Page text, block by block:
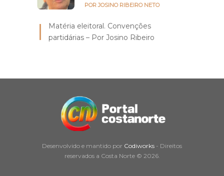
POR JOSINO RIBEIRO NETO
Matéria eleitoral. Convenções
partidárias – Por Josino Ribeiro
Desenvolvido e mantido por Codiworks - Direitos
reservados a Costa Norte © 2026.